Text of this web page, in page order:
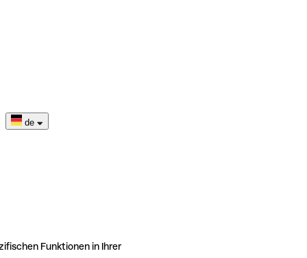
de
Funktionen in Ihrer